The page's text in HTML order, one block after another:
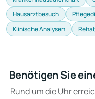
Hausarztbesuch
Klinische Analysen
Benötigen Sie
Rund um die Uhr